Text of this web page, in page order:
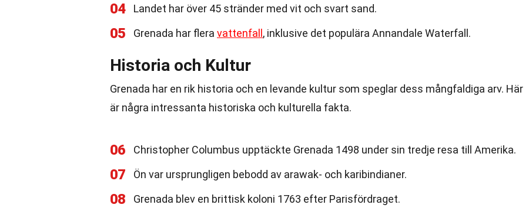
04 Landet har över 45 stränder med vit och svart sand.
05 Grenada har flera vattenfall , inklusive det populära Annandale Waterfall.
Historia och Kultur
Grenada har en rik historia och en levande kultur som speglar dess mångfaldiga arv. Här
är några intressanta historiska och kulturella fakta.
06 Christopher Columbus upptäckte Grenada 1498 under sin tredje resa till Amerika.
07 Ön var ursprungligen bebodd av arawak- och karibindianer.
08 Grenada blev en brittisk koloni 1763 efter Parisfördraget.